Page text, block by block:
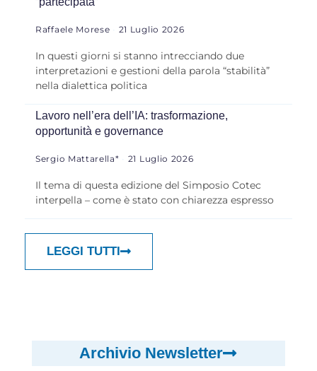
Raffaele Morese 21 Luglio 2026
In questi giorni si stanno intrecciando due
interpretazioni e gestioni della parola “stabilità”
nella dialettica politica
Lavoro nell’era dell’IA: trasformazione,
opportunità e governance
Sergio Mattarella* 21 Luglio 2026
Il tema di questa edizione del Simposio Cotec
interpella – come è stato con chiarezza espresso
LEGGI TUTTI
Archivio Newsletter